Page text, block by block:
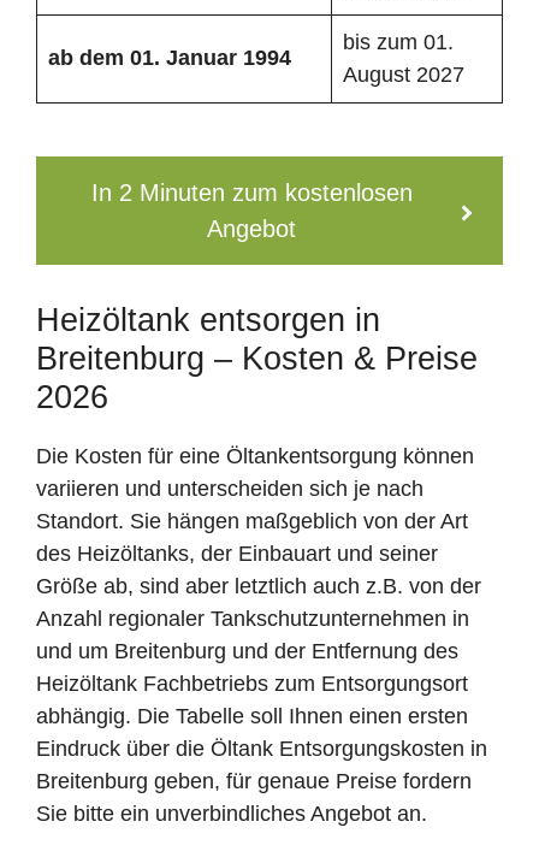
ab dem 01. Januar 1994
bis zum 01.
August 2027
In 2 Minuten zum kostenlosen
Angebot
Heizöltank entsorgen in
Breitenburg – Kosten & Preise
2026
Die Kosten für eine Öltankentsorgung können
variieren und unterscheiden sich je nach
Standort. Sie hängen maßgeblich von der Art
des Heizöltanks, der Einbauart und seiner
Größe ab, sind aber letztlich auch z.B. von der
Anzahl regionaler Tankschutzunternehmen in
und um Breitenburg und der Entfernung des
Heizöltank Fachbetriebs zum Entsorgungsort
abhängig. Die Tabelle soll Ihnen einen ersten
Eindruck über die Öltank Entsorgungskosten in
Breitenburg geben, für genaue Preise fordern
Sie bitte ein unverbindliches Angebot an.